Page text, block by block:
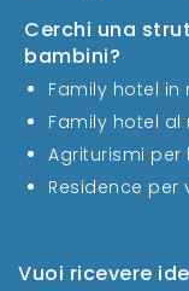
Vuoi ricevere
Cerchi una
bambini?
Family hotel
Family hotel al
Agriturismi per
Residence